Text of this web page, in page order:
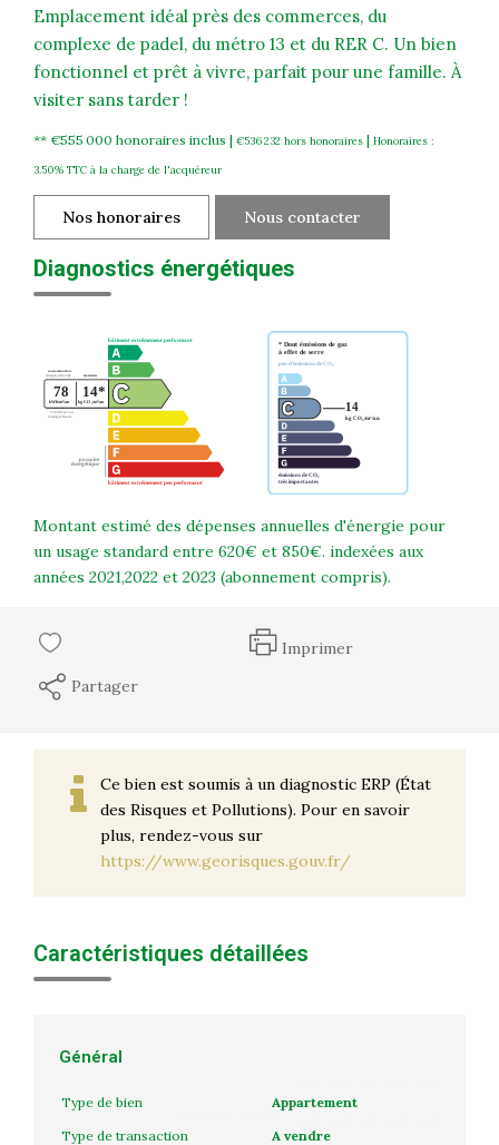
Emplacement idéal près des commerces, du
complexe de padel, du métro 13 et du RER C. Un bien
fonctionnel et prêt à vivre, parfait pour une famille. À
visiter sans tarder !
** €555 000 honoraires inclus | €536 232 hors honoraires | Honoraires :
3.50% TTC à la charge de l'acquéreur
Nos honoraires Nous contacter
Diagnostics énergétiques
Montant estimé des dépenses annuelles d'énergie pour
un usage standard entre 620€ et 850€. indexées aux
années 2021,2022 et 2023 (abonnement compris).
Imprimer
Partager
Ce bien est soumis à un diagnostic ERP (État
des Risques et Pollutions). Pour en savoir
plus, rendez-vous sur
https://www.georisques.gouv.fr/
Caractéristiques détaillées
Général
Type de bien
Appartement
Type de transaction
A vendre